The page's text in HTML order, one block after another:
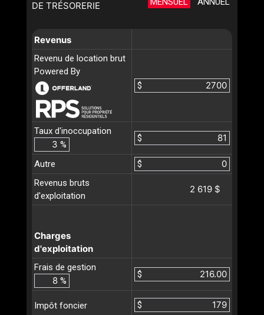
DE TRÉSORERIE
Revenus
Revenu de location brut
Powered By
$
Taux d'inoccupation
%
$
Autre
$
Revenus bruts
d'exploitation
2 619 $
Charges
d'exploitation
Frais de gestion
%
$
Impôt foncier $